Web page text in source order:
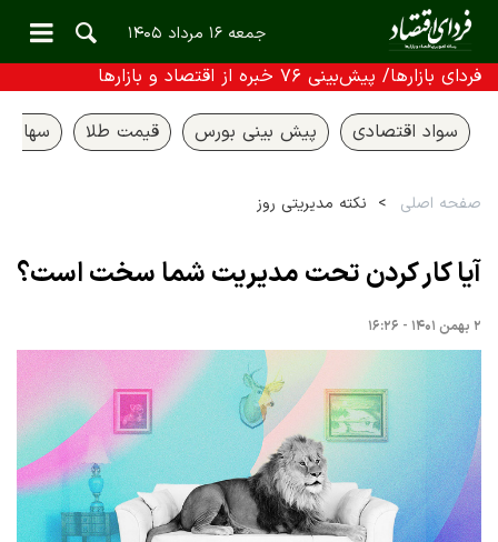
جمعه ۱۶ مرداد ۱۴۰۵
فردای بازارها/ پیش‌بینی ۷۶ خبره از اقتصاد و بازارها
سواد اقتصادی پیش بینی بورس قیمت طلا سهام
صفحه اصلی نکته مدیریتی روز
آیا کار کردن تحت مدیریت شما سخت است؟
۲ بهمن ۱۴۰۱ - ۱۶:۲۶